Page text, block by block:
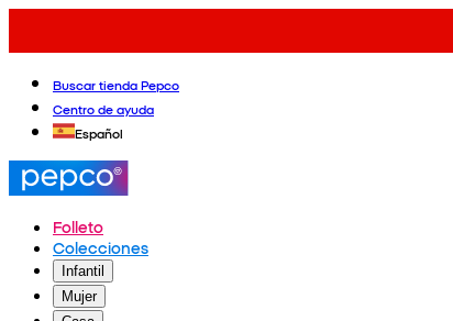
Buscar tienda Pepco
Centro de ayuda
Español
Folleto
Colecciones
Infantil
Mujer